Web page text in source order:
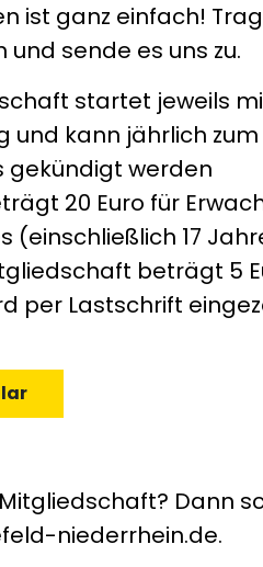
ist ganz einfach!
sende es uns zu.
startet jeweils
und kann jährlich zum
gekündigt werden
20 Euro für
(einschließlich 17
beträgt 5
per Lastschrift
Dann
niederrhein.de.